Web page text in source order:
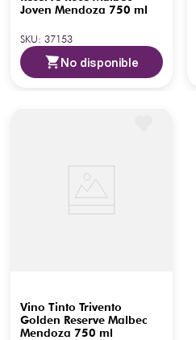
Joven Mendoza 750 ml
SKU: 37153
No disponible
Vino Tinto Trivento
Golden Reserve Malbec
Mendoza 750 ml